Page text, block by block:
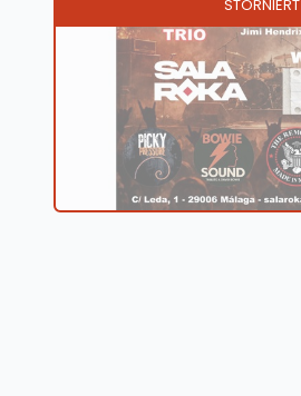
STORNIERT